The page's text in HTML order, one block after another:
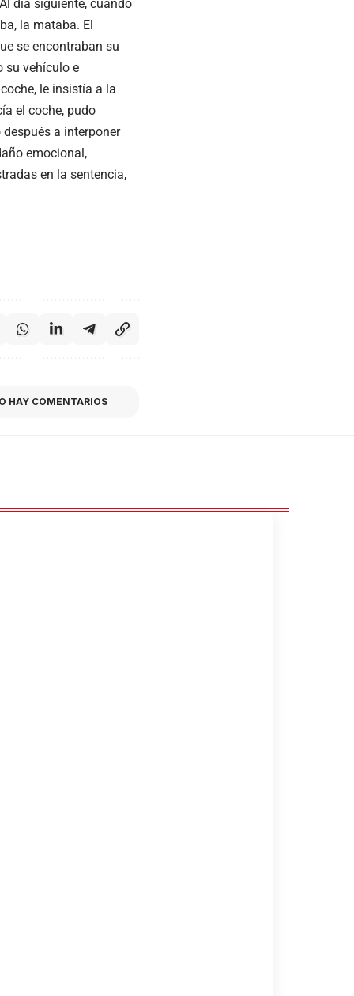
día siguiente, cuando
la mataba. El
se encontraban su
su vehículo e
le insistía a la
el coche, pudo
a interponer
emocional,
en la sentencia,
HAY COMENTARIOS